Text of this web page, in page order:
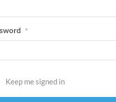
*
Keep me signed in